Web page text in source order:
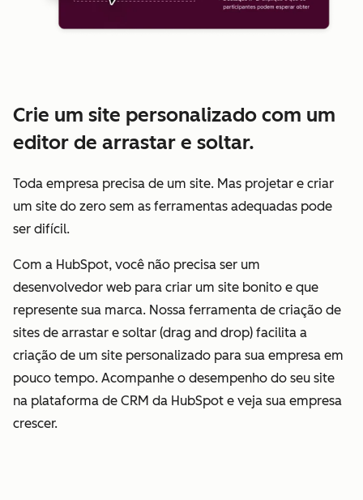
Crie um site personalizado com um
editor de arrastar e soltar.
Toda empresa precisa de um site. Mas projetar e criar
um site do zero sem as ferramentas adequadas pode
ser difícil.
Com a HubSpot, você não precisa ser um
desenvolvedor web para criar um site bonito e que
represente sua marca. Nossa ferramenta de criação de
sites de arrastar e soltar (drag and drop) facilita a
criação de um site personalizado para sua empresa em
pouco tempo. Acompanhe o desempenho do seu site
na plataforma de CRM da HubSpot e veja sua empresa
crescer.